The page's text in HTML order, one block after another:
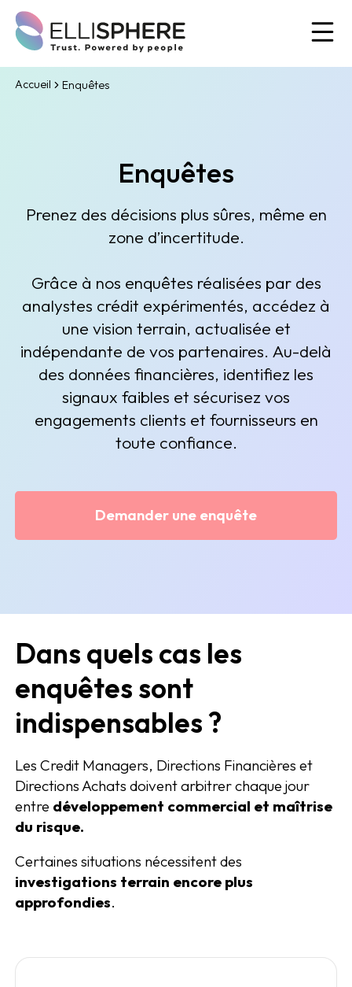
Accueil Enquêtes
Enquêtes
Prenez des décisions plus sûres, même en
zone d’incertitude.
Grâce à nos enquêtes réalisées par des
analystes crédit expérimentés, accédez à
une vision terrain, actualisée et
indépendante de vos partenaires. Au-delà
des données financières, identifiez les
signaux faibles et sécurisez vos
engagements clients et fournisseurs en
toute confiance.
Demander une enquête
Dans quels cas les
enquêtes sont
indispensables ?
Les Credit Managers, Directions Financières et
Directions Achats doivent arbitrer chaque jour
entre développement commercial et maîtrise
du risque.
Certaines situations nécessitent des
investigations terrain encore plus
approfondies.